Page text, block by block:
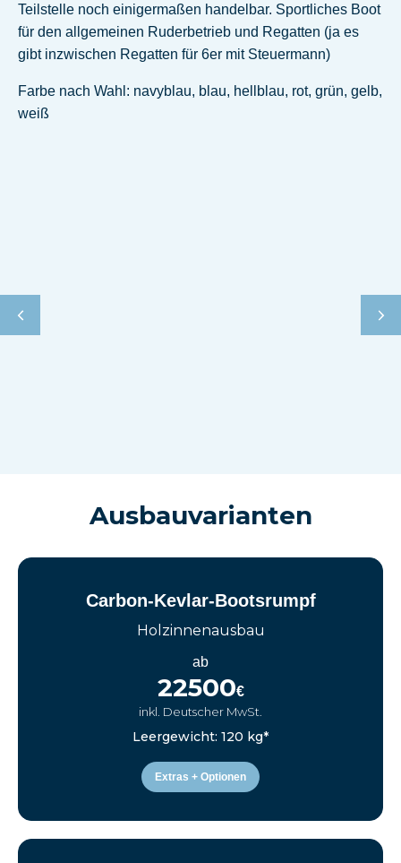
Teilstelle noch einigermaßen handelbar. Sportliches Boot
für den allgemeinen Ruderbetrieb und Regatten (ja es
gibt inzwischen Regatten für 6er mit Steuermann)
Farbe nach Wahl: navyblau, blau, hellblau, rot, grün, gelb,
weiß
Ausbauvarianten
Carbon-Kevlar-Bootsrumpf
Holzinnenausbau
ab
22500€
inkl. Deutscher MwSt.
Leergewicht: 120 kg*
Extras + Optionen